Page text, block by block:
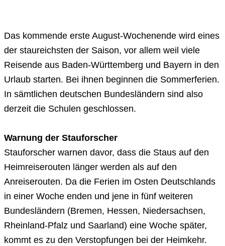
Das kommende erste August-Wochenende wird eines
der staureichsten der Saison, vor allem weil viele
Reisende aus Baden-Württemberg und Bayern in den
Urlaub starten. Bei ihnen beginnen die Sommerferien.
In sämtlichen deutschen Bundesländern sind also
derzeit die Schulen geschlossen.
Warnung der Stauforscher
Stauforscher warnen davor, dass die Staus auf den
Heimreiserouten länger werden als auf den
Anreiserouten. Da die Ferien im Osten Deutschlands
in einer Woche enden und jene in fünf weiteren
Bundesländern (Bremen, Hessen, Niedersachsen,
Rheinland-Pfalz und Saarland) eine Woche später,
kommt es zu den Verstopfungen bei der Heimkehr.